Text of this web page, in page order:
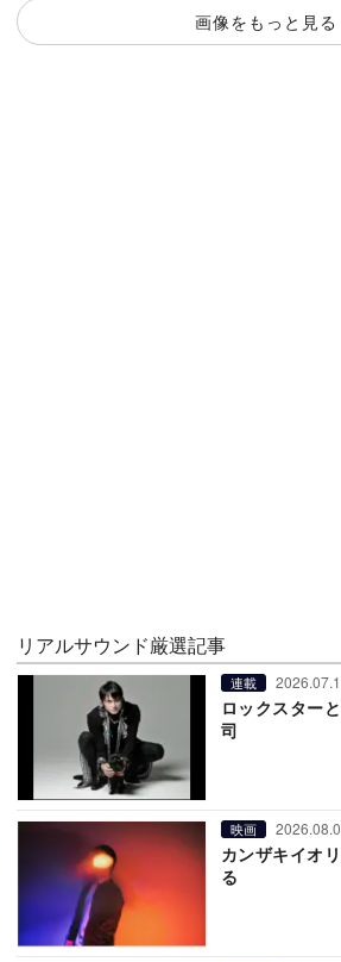
画像をもっと見る
リアルサウンド厳選記事
連載
ロックスター
司
映画
カンザキイオ
る